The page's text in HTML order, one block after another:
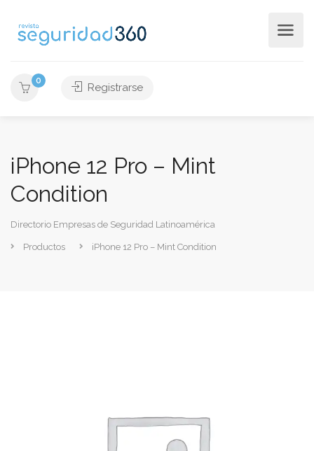
0
Registrarse
iPhone 12 Pro – Mint
Condition
Directorio Empresas de Seguridad Latinoamérica
Productos iPhone 12 Pro – Mint Condition